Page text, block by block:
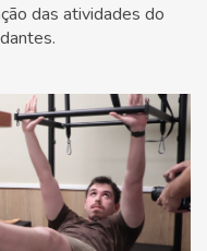
das atividades do